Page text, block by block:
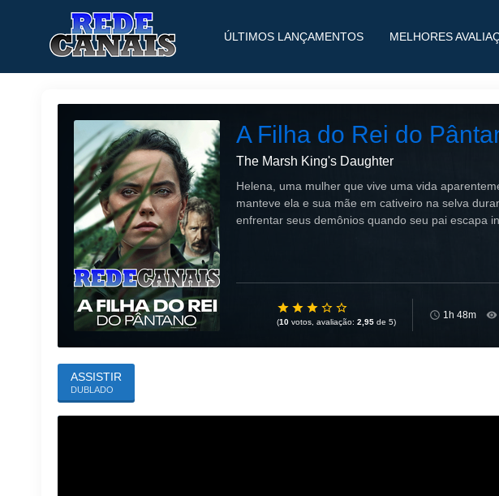
ÚLTIMOS LANÇAMENTOS MELHORES
A Filha do Rei do
The Marsh King's Daughter
Helena, uma mulher que vive uma vida
manteve ela e sua mãe em cativeiro na selva
enfrentar seus demônios quando seu pai escapa
(10 votos, avaliação: 2,95 de 5)
1h 48m
ASSISTIR
DUBLADO